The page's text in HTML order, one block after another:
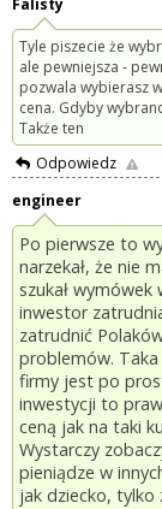
Falisty
Tyle piszecie że
ale pewniejsza -
pozwala wybierasz
cena. Gdyby
Także ten
Odpowiedz
engineer
Po pierwsze to
narzekał, że nie
szukał
inwestor
zatrudnić
problemów.
firmy jest po
inwestycji to
ceną jak na taki
Wystarczy
pieniądze w
jak dziecko, tylko